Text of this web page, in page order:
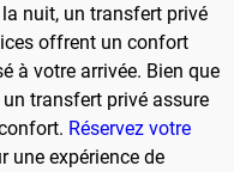
nuit, un transfert privé
offrent un confort
à votre arrivée. Bien que
transfert privé assure
Réservez votre
une expérience de